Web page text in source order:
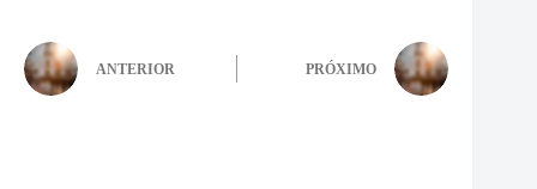
ANTERIOR PRÓXIMO